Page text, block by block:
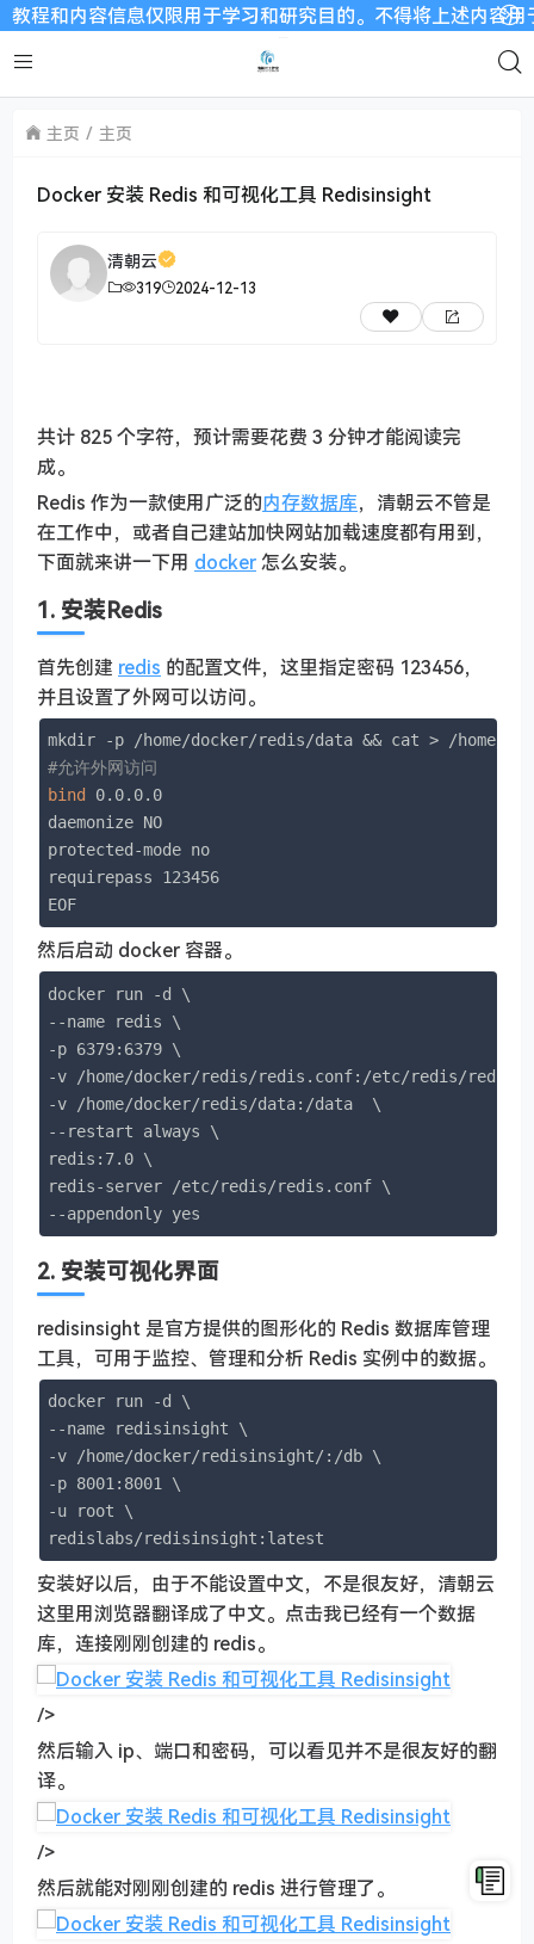
和内容信息仅限用于学习和研究目的。不得将上述内容用
主页 主页
Docker 安装 Redis 和可视化工具 Redisinsight
清朝云
319 2024-12-13
共计 825 个字符，预计需要花费 3 分钟才能阅读完
成。
Redis 作为一款使用广泛的内存数据库，清朝云不管是
在工作中，或者自己建站加快网站加载速度都有用到，
下面就来讲一下用 docker怎么安装。
1. 安装Redis
首先创建 redis 的配置文件，这里指定密码 123456，
并且设置了外网可以访问。
#允许外网访问
bind
0.0.0.0
daemonize NO
protected-mode no
requirepass 123456
EOF
然后启动 docker 容器。
docker run -d \
--name redis \
-p 6379:6379 \
-v /home/docker/redis/redis.conf:/etc/redis/
-v /home/docker/redis/data:/data  \
--restart always \
redis:7.0 \
redis-server /etc/redis/redis.conf \
--appendonly yes
2. 安装可视化界面
redisinsight 是官方提供的图形化的 Redis 数据库管理
工具，可用于监控、管理和分析 Redis 实例中的数据。
docker run -d \
--name redisinsight \
-v /home/docker/redisinsight/:/db \
-p 8001:8001 \
-u root \
redislabs/redisinsight:latest
安装好以后，由于不能设置中文，不是很友好，清朝云
这里用浏览器翻译成了中文。点击我已经有一个数据
库，连接刚刚创建的 redis。
/>
然后输入 ip、端口和密码，可以看见并不是很友好的翻
译。
/>
然后就能对刚刚创建的 redis 进行管理了。